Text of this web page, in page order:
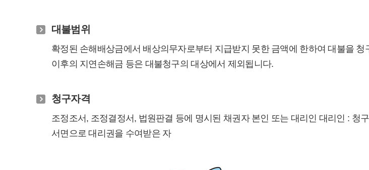
대불범위
확정된 손해배상금에서 배상의무자로부터 지급받지 못한 금액에 한하여 대불을
이후의 지연손해금 등은 대불청구의 대상에서 제외됩니다.
청구자격
조정조서, 조정결정서, 법원판결 등에 명시된 채권자 본인 또는 대리인 대리인 : 청
서면으로 대리권을 수여받은 자